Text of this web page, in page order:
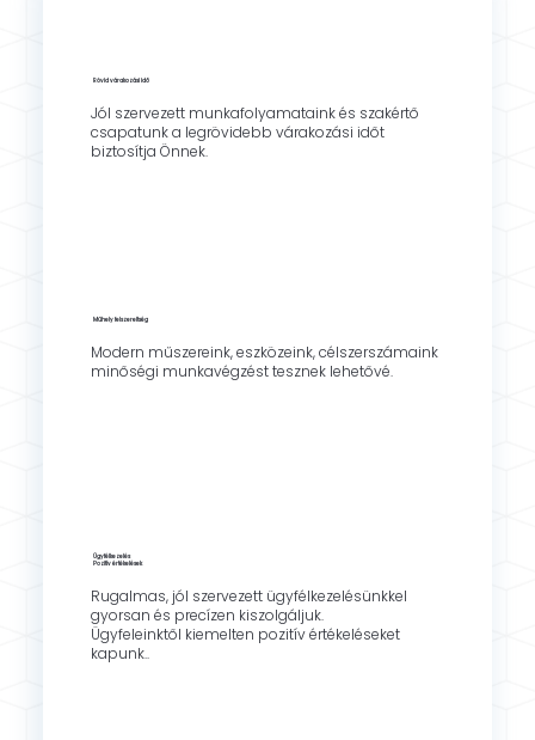
Rövid várakozási idő
Jól szervezett munkafolyamataink és szakértő
csapatunk a legrövidebb várakozási időt
biztosítja Önnek.
Műhely felszereltség
Modern műszereink, eszközeink, célszerszámaink
minőségi munkavégzést tesznek lehetővé.
Ügyfélkezelés
Pozitív értékelések
Rugalmas, jól szervezett ügyfélkezelésünkkel
gyorsan és precízen kiszolgáljuk.
Ügyfeleinktől kiemelten pozitív értékeléseket
kapunk..